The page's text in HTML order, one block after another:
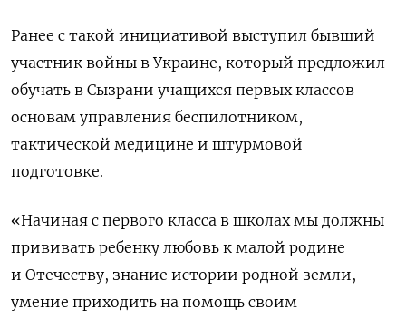
Ранее с такой инициативой выступил бывший
участник войны в Украине, который предложил
обучать в Сызрани учащихся первых классов
основам управления беспилотником,
тактической медицине и штурмовой
подготовке.
«Начиная с первого класса в школах мы должны
прививать ребенку любовь к малой родине
и Отечеству, знание истории родной земли,
умение приходить на помощь своим